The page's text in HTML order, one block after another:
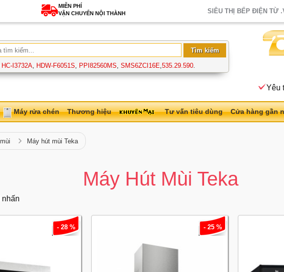
MIỄN PHÍ
VẬN CHUYỂN NỘI THÀNH
SIÊU THỊ BẾP ĐIỆN TỪ
HC-I3732A, HDW-F6051S, PPI82560MS, SMS6ZCI16E,535.29.590.
Yêu
Máy rửa chén Thương hiệu Tư vấn tiêu dùng Cửa hàng gần
Máy hút mùi Teka
Máy Hút Mùi Teka
nhấn
- 28 % - 25 %